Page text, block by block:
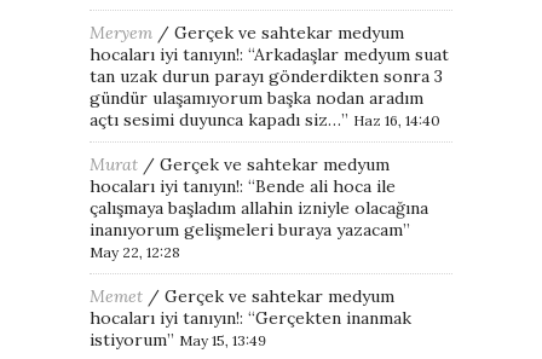
Meryem / Gerçek ve sahtekar medyum
hocaları iyi tanıyın!: “Arkadaşlar medyum suat
tan uzak durun parayı gönderdikten sonra 3
gündür ulaşamıyorum başka nodan aradım
açtı sesimi duyunca kapadı siz…” Haz 16, 14:40
Murat / Gerçek ve sahtekar medyum
hocaları iyi tanıyın!: “Bende ali hoca ile
çalışmaya başladım allahin izniyle olacağına
inanıyorum gelişmeleri buraya yazacam”
May 22, 12:28
Memet / Gerçek ve sahtekar medyum
hocaları iyi tanıyın!: “Gerçekten inanmak
istiyorum” May 15, 13:49